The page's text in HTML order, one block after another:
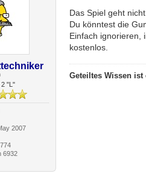
2 "L"
2007
6932
Das Spiel geht
Du könntest die
Einfach ignorieren,
kostenlos.
Geteiltes Wissen